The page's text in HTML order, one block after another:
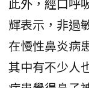
輝表示，非過
在慢性鼻炎病
其中有不少人